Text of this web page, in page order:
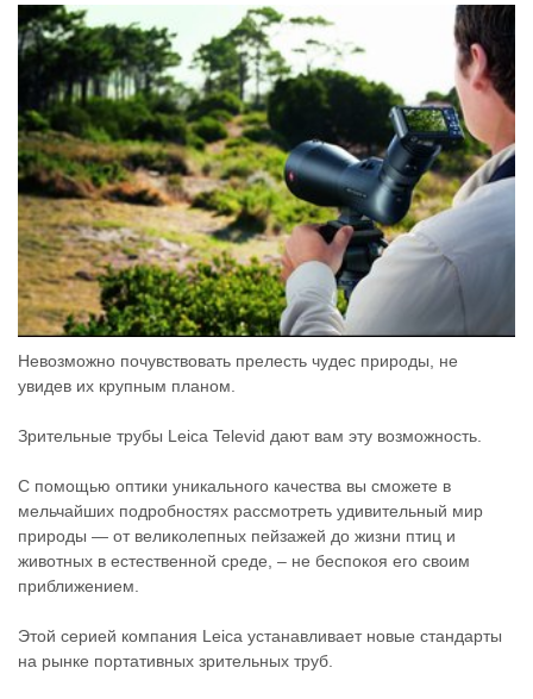
Тепловизионные
прицелы
Приборы
видения
Невозможно почувствовать прелесть чудес природы, не
увидев их крупным планом.
Зрительные трубы Leica Televid дают вам эту возможность.
С помощью оптики уникального качества вы сможете в
мельчайших подробностях рассмотреть удивительный мир
природы — от великолепных пейзажей до жизни птиц и
животных в естественной среде, – не беспокоя его своим
приближением.
Этой серией компания Leica устанавливает новые стандарты
на рынке портативных зрительных труб.